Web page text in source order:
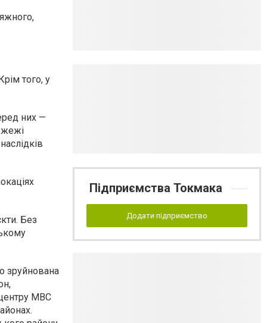
того, у
них —
Без
зруйнована
центру МВС
Підприємства Токмака
Додати підприємство